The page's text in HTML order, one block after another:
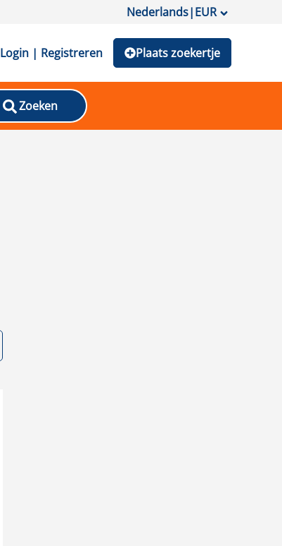
Nederlands|EUR
Login | Registreren Plaats zoekertje
Zoeken